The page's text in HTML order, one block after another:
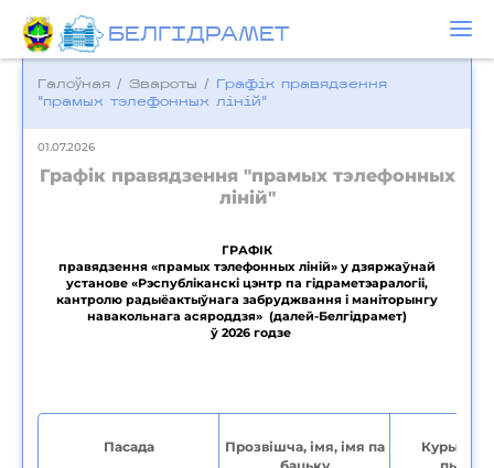
БЕЛГIДРAМЕТ
Галоўная / Звароты /
Графік правядзення
"прамых тэлефонных ліній"
01.07.2026
Графік правядзення "прамых тэлефонных
ліній"
ГРАФІК
правядзення «прамых тэлефонных ліній» у дзяржаўнай
установе «Рэспубліканскі цэнтр па гідраметэаралогіі,
кантролю радыёактыўнага забруджвання і маніторынгу
навакольнага асяроддзя» (далей-Белгідрамет)
ў 2026 годзе
Пасада
Прозвішча, імя, імя па